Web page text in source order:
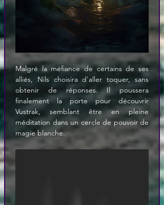
Malgré la méfiance de certains de ses
alliés, Nils choisira d'aller toquer, sans
obtenir de réponses. Il poussera
finalement la porte pour découvrir
Vustrak, semblant être en pleine
méditation dans un cercle de pouvoir de
magie blanche.